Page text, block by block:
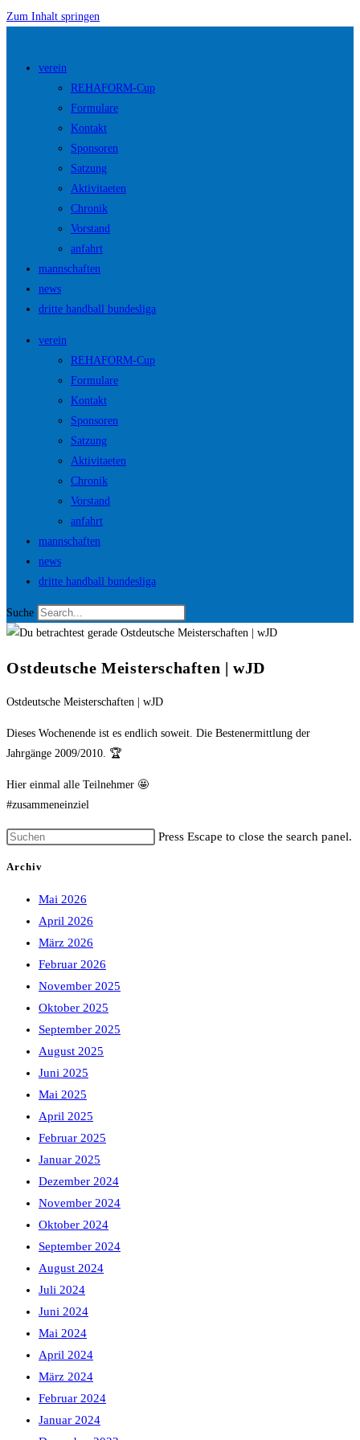
Zum Inhalt springen
verein
REHAFORM-Cup
Formulare
Kontakt
Sponsoren
Satzung
Aktivitaeten
Chronik
Vorstand
anfahrt
mannschaften
news
dritte handball bundesliga
verein
REHAFORM-Cup
Formulare
Kontakt
Sponsoren
Satzung
Aktivitaeten
Chronik
Vorstand
anfahrt
mannschaften
news
dritte handball bundesliga
Suche
Ostdeutsche Meisterschaften | wJD
Ostdeutsche Meisterschaften | wJD
Dieses Wochenende ist es endlich soweit. Die Bestenermittlung der
Jahrgänge 2009/2010. 🏆
Hier einmal alle Teilnehmer 🤩
#zusammeneinziel
Press Escape to close the search panel.
Archiv
Mai 2026
April 2026
März 2026
Februar 2026
November 2025
Oktober 2025
September 2025
August 2025
Juni 2025
Mai 2025
April 2025
Februar 2025
Januar 2025
Dezember 2024
November 2024
Oktober 2024
September 2024
August 2024
Juli 2024
Juni 2024
Mai 2024
April 2024
März 2024
Februar 2024
Januar 2024